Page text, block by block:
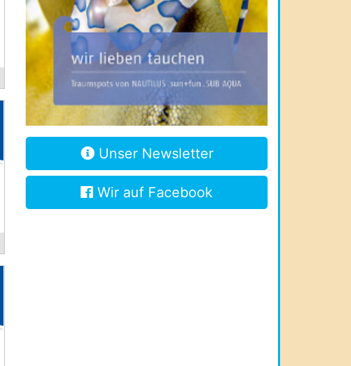
Unser Newsletter
Wir auf Facebook